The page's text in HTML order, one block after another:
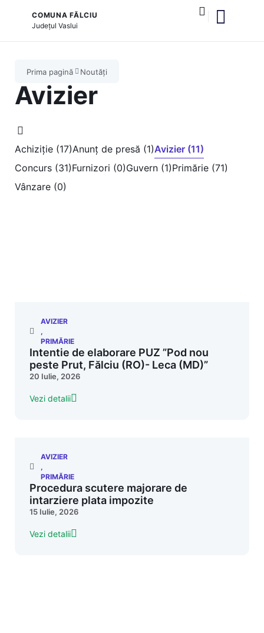
COMUNA FĂLCIU
JudețulVaslui
Prima pagină Noutăți
Avizier
Achiziție (17)Anunț de presă (1)Avizier (11)
Concurs (31)Furnizori (0)Guvern (1)Primărie (71)
Vânzare (0)
AVIZIER
,
PRIMĂRIE
Intentie de elaborare PUZ ”Pod nou
peste Prut, Fălciu (RO)- Leca (MD)”
20 Iulie, 2026
Vezi detalii
AVIZIER
,
PRIMĂRIE
Procedura scutere majorare de
intarziere plata impozite
15 Iulie, 2026
Vezi detalii